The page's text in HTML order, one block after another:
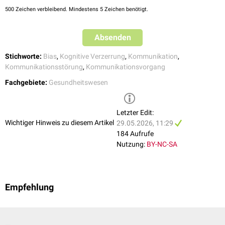
Missverständnisse bei Arbeitsanweisungen oder
von Patientenaufklärung trotz formal
Wahrscheinlichkeitvon Rückfragen, Verzögerungen oder
Fehlinterpretationen im klinischen Ablauf
Damit ist der Expertenbias weniger ein klassischer Diagnosefehler im
engeren Sinne, sondern primär ein Kommunikations- und
Transferproblem innerhalb klinischer Systeme, das indirekt auch die
entscheidend, Expertenwissen in didaktisch reduzierte, nachvollziehbare
500 Zeichen verbleibend. Mindestens 5 Zeichen benötigt.
Absenden
Stichworte: Bias, Kognitive Verzerrung, Kommunikation,
Kommunikationsstörung, Kommunikationsvorgang
Fachgebiete: Gesundheitswesen
Wichtiger Hinweis zu diesem Artikel
Letzter Edit:
29.05.2026, 11:29
184 Aufrufe
Nutzung: BY-NC-SA
Empfehlung